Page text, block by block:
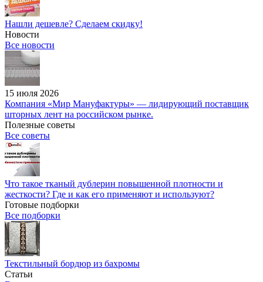
Нашли дешевле? Сделаем скидку!
Новости
Все новости
15 июля 2026
Компания «Мир Мануфактуры» — лидирующий поставщик
шторных лент на российском рынке.
Полезные советы
Все советы
Что такое тканый дублерин повышенной плотности и
жесткости? Где и как его применяют и используют?
Готовые подборки
Все подборки
Текстильный бордюр из бахромы
Статьи